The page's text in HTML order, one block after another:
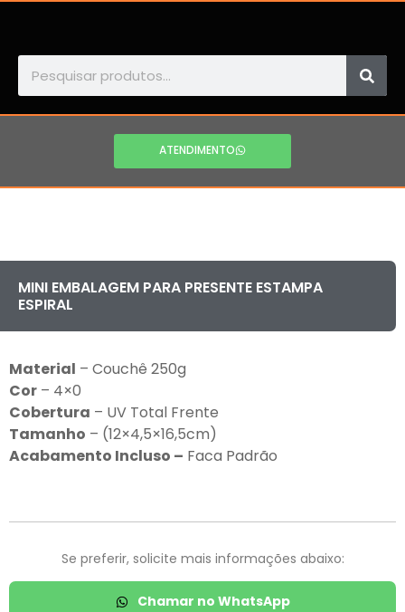
ATENDIMENTO
MINI EMBALAGEM PARA PRESENTE ESTAMPA
ESPIRAL
Material – Couchê 250g
Cor – 4×0
Cobertura – UV Total Frente
Tamanho – (12×4,5×16,5cm)
Acabamento Incluso – Faca Padrão
Se preferir, solicite mais informações abaixo:
Chamar no WhatsApp